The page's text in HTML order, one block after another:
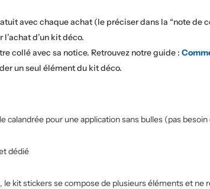
avec chaque achat (le préciser dans la “note de
d’un kit déco.
collé avec sa notice. Retrouvez notre guide :
un seul élément du kit déco.
pour une application sans bulles (pas besoin
dédié
kit stickers se compose de plusieurs éléments et ne